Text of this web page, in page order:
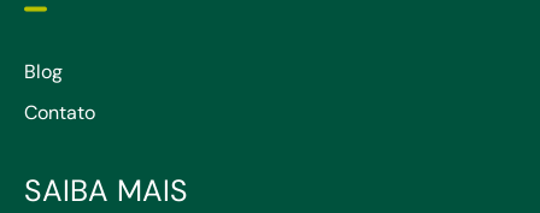
Blog
Contato
SAIBA MAIS